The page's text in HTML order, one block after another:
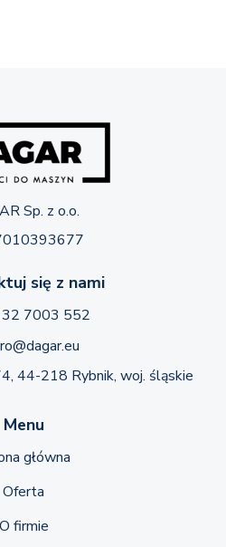
Sp. z o.o.
się z nami
7003 552
44-218 Rybnik, woj. śląskie
Menu
główna
Oferta
O firmie